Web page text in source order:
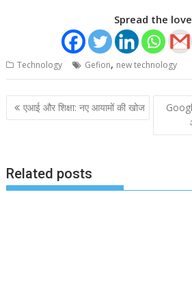
Spread the love
Technology Gefion, new technology
Post
navigation
एआई और शिक्षा: नए आयामों की खोज
Related posts